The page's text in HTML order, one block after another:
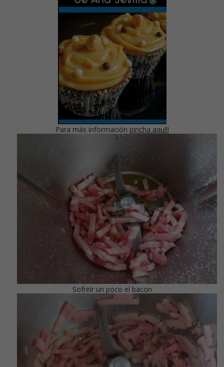
Para más información pincha aquí!!
Sofreír un poco el bacon